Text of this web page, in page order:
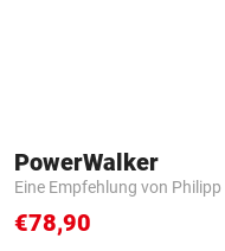
PowerWalker
Eine Empfehlung von
€78,90